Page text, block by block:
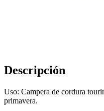
Descripción
Uso: Campera de cordura
primavera.